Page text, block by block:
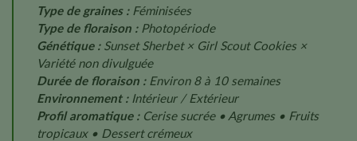
Type de graines :Féminisées
Type de floraison :Photopériode
Génétique :Sunset Sherbet × Girl Scout Cookies ×
Variété non divulguée
Durée de floraison :Environ 8 à 10 semaines
Environnement :Intérieur / Extérieur
Profil aromatique :Cerise sucrée • Agrumes • Fruits
tropicaux • Dessert crémeux